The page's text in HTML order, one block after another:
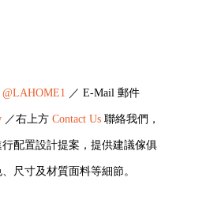
@LAHOME1 ／ E-Mail 郵件
／右上方 Contact Us 聯絡我們，
配置設計提案，提供建議傢俱
尺寸及材質面料等細節。